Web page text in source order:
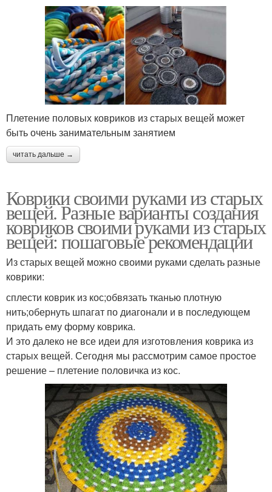
Плетение половых ковриков из старых вещей может
быть очень занимательным занятием
читать дальше →
Коврики своими руками из старых
вещей. Разные варианты создания
ковриков своими руками из старых
вещей: пошаговые рекомендации
Из старых вещей можно своими руками сделать разные
коврики:
сплести коврик из кос;обвязать тканью плотную
нить;обернуть шпагат по диагонали и в последующем
придать ему форму коврика.
И это далеко не все идеи для изготовления коврика из
старых вещей. Сегодня мы рассмотрим самое простое
решение – плетение половичка из кос.